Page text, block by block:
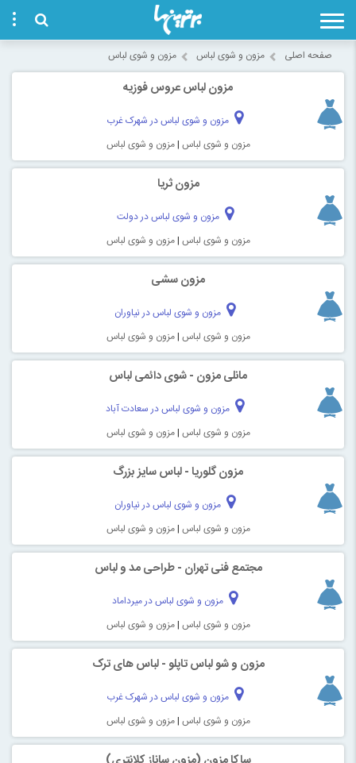
صفحه اصلی مزون و شوی لباس مزون و شوی لباس
مزون لباس عروس فوزیه
مزون و شوی لباس در شهرک غرب
مزون و شوی لباس |مزون و شوی لباس
مزون ثریا
مزون و شوی لباس در دولت
مزون و شوی لباس |مزون و شوی لباس
مزون سشی
مزون و شوی لباس در نیاوران
مزون و شوی لباس |مزون و شوی لباس
مانلی مزون - شوی دائمی لباس
مزون و شوی لباس در سعادت آباد
مزون و شوی لباس |مزون و شوی لباس
مزون گلوریا - لباس سایز بزرگ
مزون و شوی لباس در نیاوران
مزون و شوی لباس |مزون و شوی لباس
مجتمع فنی تهران - طراحی مد و لباس
مزون و شوی لباس در میرداماد
مزون و شوی لباس |مزون و شوی لباس
مزون و شو لباس تاپلو - لباس های ترک
مزون و شوی لباس در شهرک غرب
مزون و شوی لباس |مزون و شوی لباس